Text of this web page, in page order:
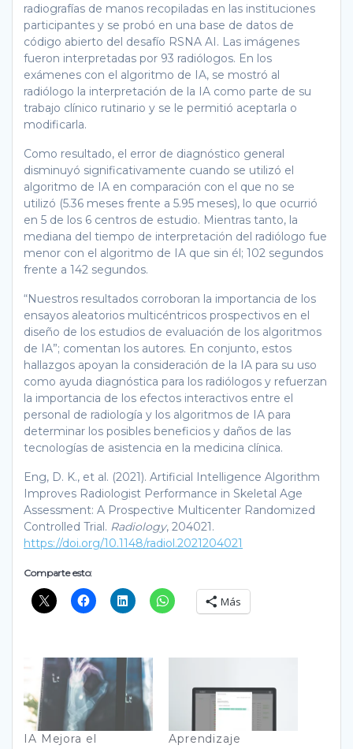
radiografías de manos recopiladas en las instituciones
participantes y se probó en una base de datos de
código abierto del desafío RSNA AI. Las imágenes
fueron interpretadas por 93 radiólogos. En los
exámenes con el algoritmo de IA, se mostró al
radiólogo la interpretación de la IA como parte de su
trabajo clínico rutinario y se le permitió aceptarla o
modificarla.
Como resultado, el error de diagnóstico general
disminuyó significativamente cuando se utilizó el
algoritmo de IA en comparación con el que no se
utilizó (5.36 meses frente a 5.95 meses), lo que ocurrió
en 5 de los 6 centros de estudio. Mientras tanto, la
mediana del tiempo de interpretación del radiólogo fue
menor con el algoritmo de IA que sin él; 102 segundos
frente a 142 segundos.
“Nuestros resultados corroboran la importancia de los
ensayos aleatorios multicéntricos prospectivos en el
diseño de los estudios de evaluación de los algoritmos
de IA”; comentan los autores. En conjunto, estos
hallazgos apoyan la consideración de la IA para su uso
como ayuda diagnóstica para los radiólogos y refuerzan
la importancia de los efectos interactivos entre el
personal de radiología y los algoritmos de IA para
determinar los posibles beneficios y daños de las
tecnologías de asistencia en la medicina clínica.
Eng, D. K., et al. (2021). Artificial Intelligence Algorithm
Improves Radiologist Performance in Skeletal Age
Assessment: A Prospective Multicenter Randomized
Controlled Trial. Radiology, 204021.
https://doi.org/10.1148/radiol.2021204021
Comparte esto:
Más
IA Mejora el
Aprendizaje